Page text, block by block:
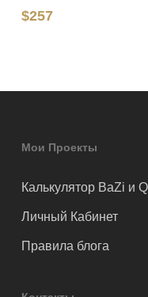
$257
Мои Проекты
Калькулятор BaZi и
Личный Кабинет
Правила блога